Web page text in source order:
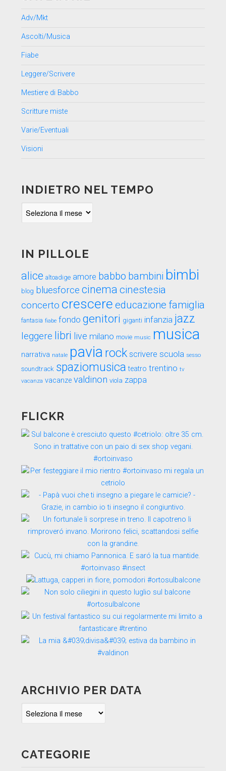
Adv/Mkt
Ascolti/Musica
Fiabe
Leggere/Scrivere
Mestiere di Babbo
Scritture miste
Varie/Eventuali
Visioni
INDIETRO NEL TEMPO
IN PILLOLE
alice altoadige amore babbo bambini bimbi
blog bluesforce cinema cinestesia
concerto crescere educazione famiglia
fantasia fiabe fondo genitori giganti infanzia jazz
leggere libri live milano movie music musica
narrativa natale pavia rock scrivere scuola sesso
soundtrack spaziomusica teatro trentino tv
vacanza vacanze valdinon viola zappa
FLICKR
ARCHIVIO PER DATA
CATEGORIE